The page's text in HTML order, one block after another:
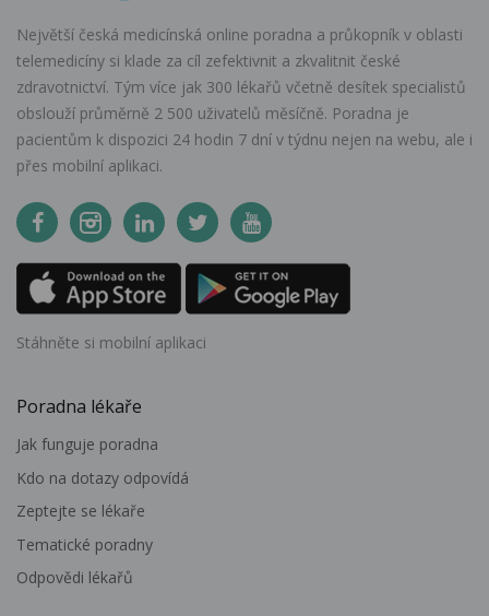
Největší česká medicínská online poradna a průkopník v oblasti
telemedicíny si klade za cíl zefektivnit a zkvalitnit české
zdravotnictví. Tým více jak 300 lékařů včetně desítek specialistů
obslouží průměrně 2 500 uživatelů měsíčně. Poradna je
pacientům k dispozici 24 hodin 7 dní v týdnu nejen na webu, ale i
přes mobilní aplikaci.
Stáhněte si mobilní aplikaci
Poradna lékaře
Jak funguje poradna
Kdo na dotazy odpovídá
Zeptejte se lékaře
Tematické poradny
Odpovědi lékařů